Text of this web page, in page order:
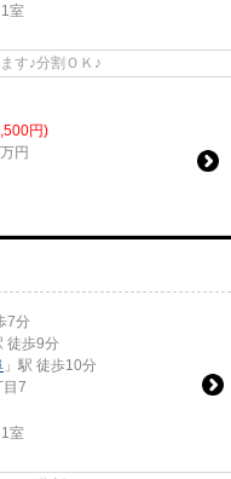
1室
す♪分割ＯＫ♪
円)
円
7分
徒歩9分
」駅 徒歩10分
目7
1室